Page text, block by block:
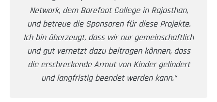
Network, dem Barefoot College in Rajasthan,
und betreue die Sponsoren für diese Projekte.
Ich bin überzeugt, dass wir nur gemeinschaftlich
und gut vernetzt dazu beitragen können, dass
die erschreckende Armut von Kinder gelindert
und langfristig beendet werden kann.“